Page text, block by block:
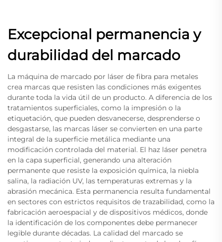
Excepcional permanencia y
durabilidad del marcado
La máquina de marcado por láser de fibra para metales
crea marcas que resisten las condiciones más exigentes
durante toda la vida útil de un producto. A diferencia de los
tratamientos superficiales, como la impresión o la
etiquetación, que pueden desvanecerse, desprenderse o
desgastarse, las marcas láser se convierten en una parte
integral de la superficie metálica mediante una
modificación controlada del material. El haz láser penetra
en la capa superficial, generando una alteración
permanente que resiste la exposición química, la niebla
salina, la radiación UV, las temperaturas extremas y la
abrasión mecánica. Esta permanencia resulta fundamental
en sectores con estrictos requisitos de trazabilidad, como la
fabricación aeroespacial y de dispositivos médicos, donde
la identificación de los componentes debe permanecer
legible durante décadas. La calidad del marcado se